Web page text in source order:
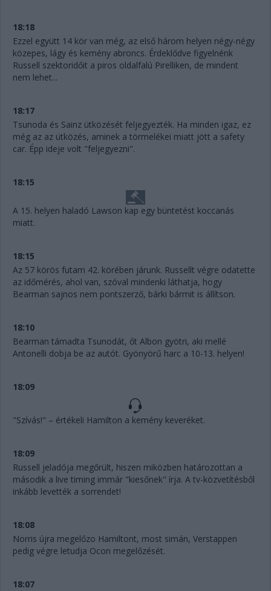
18:18
Ezzel együtt 14 kör van még, az első három helyen négy-négy
közepes, lágy és kemény abroncs. Érdeklődve figyelnénk
Russell szektoridőit a piros oldalfalú Pirelliken, de mindent
nem lehet...
18:17
Tsunoda és Sainz ütközését feljegyezték. Ha minden igaz, ez
még az az ütközés, aminek a törmelékei miatt jött a safety
car. Épp ideje volt "feljegyezni".
18:15
A 15. helyen haladó Lawson kap egy büntetést koccanás
miatt.
18:15
Az 57 körös futam 42. körében járunk. Russellt végre odatette
az időmérés, ahol van, szóval mindenki láthatja, hogy
Bearman sajnos nem pontszerző, bárki bármit is állítson.
18:10
Bearman támadta Tsunodát, őt Albon gyötri, aki mellé
Antonelli dobja be az autót. Gyönyörű harc a 10-13. helyen!
18:09
"Szívás!" – értékeli Hamilton a kemény keveréket.
18:09
Russell jeladója megőrült, hiszen miközben határozottan a
második a live timing immár "kiesőnek" írja. A tv-közvetítésből
inkább levették a sorrendet!
18:08
Norris újra megelőzo Hamiltont, most simán, Verstappen
pedig végre letudja Ocon megelőzését.
18:07